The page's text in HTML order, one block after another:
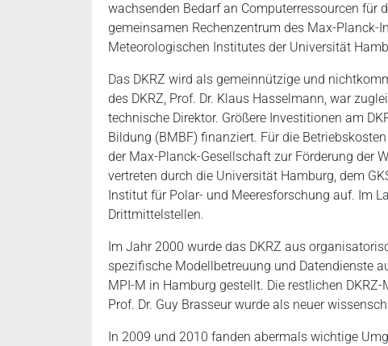
wachsenden Bedarf an Computerressourcen für
gemeinsamen Rechenzentrum des Max-
Meteorologischen Institutes der Universität
Das DKRZ wird als gemeinnützige und
des DKRZ, Prof. Dr. Klaus Hasselmann, war
technische Direktor. Größere Investitionen am
Bildung (BMBF) finanziert. Für die
der Max-Planck-Gesellschaft zur Förderung der
vertreten durch die Universität Hamburg, dem
Institut für Polar- und Meeresforschung auf. Im
Drittmittelstellen.
Im Jahr 2000 wurde das DKRZ aus
spezifische Modellbetreuung und Datendienste
MPI-M in Hamburg gestellt. Die restlichen
Prof. Dr. Guy Brasseur wurde als neuer
In 2009 und 2010 fanden abermals wichtige